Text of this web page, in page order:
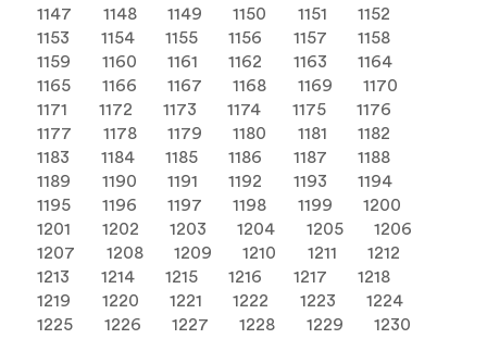
1147
1148 1149 1150 1151
1152
1153
1154 1155 1156 1157
1158
1159
1160 1161 1162 1163
1164
1165
1166 1167 1168 1169
1170
1171
1172 1173 1174 1175
1176
1177
1178 1179 1180 1181
1182
1183
1184 1185 1186 1187
1188
1189
1190 1191 1192 1193
1194
1195
1196 1197 1198 1199
1200
1201
1202 1203 1204 1205
1206
1207
1208 1209 1210 1211
1212
1213
1214 1215 1216 1217
1218
1219
1220 1221 1222 1223
1224
1225
1226 1227 1228 1229
1230